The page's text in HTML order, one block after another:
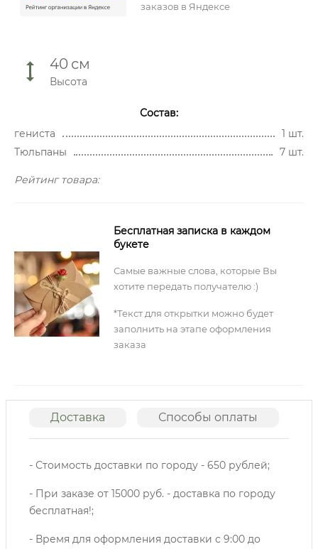
заказов в Яндексе
40 см
Высота
Состав:
гениста
1 шт.
Тюльпаны
7 шт.
Рейтинг товара:
Бесплатная записка в каждом
букете
Самые важные слова, которые Вы
хотите передать получателю :)
*Текст для открытки можно будет
заполнить на этапе оформления
заказа
Доставка Способы оплаты
- Стоимость доставки по городу - 650 рублей;
- При заказе от 15000 руб. - доставка по городу
бесплатная!;
- Время для оформления доставки с 9:00 до